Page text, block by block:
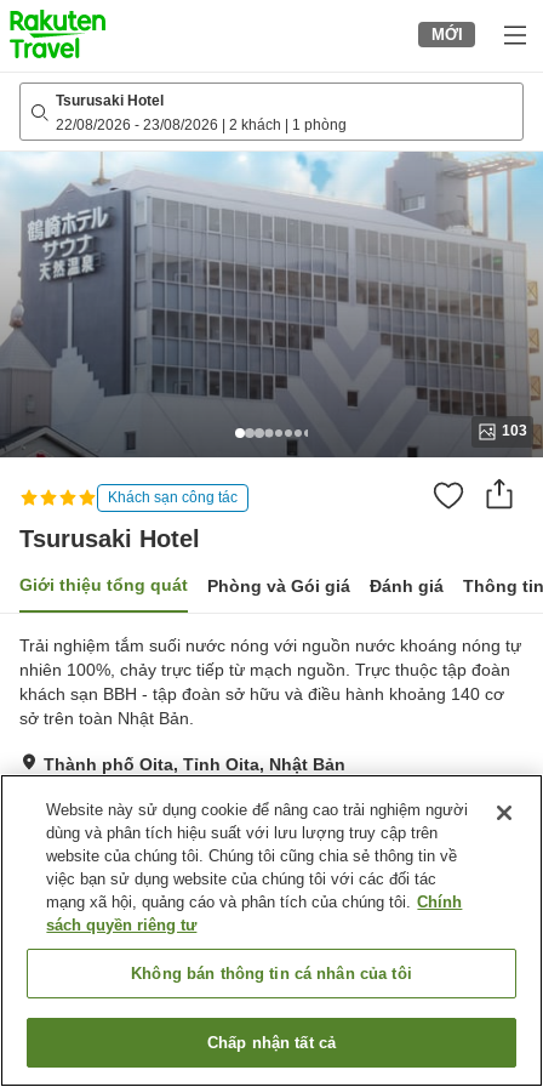
to
top
page
MỚI
Tsurusaki Hotel
22/08/2026 - 23/08/2026 2 khách 1 phòng
103
Khách sạn công tác
Tsurusaki Hotel
Giới thiệu tổng quát Phòng và Gói giá Đánh giá Thông
Trải nghiệm tắm suối nước nóng với nguồn nước khoáng nóng tự
nhiên 100%, chảy trực tiếp từ mạch nguồn. Trực thuộc tập đoàn
khách sạn BBH - tập đoàn sở hữu và điều hành khoảng 140 cơ
sở trên toàn Nhật Bản.
Thành phố Oita, Tỉnh Oita, Nhật Bản
Tốt Đánh giá:274lượt
Tiện nghi chỗ nghỉ
Bãi đỗ xe
Trang chủ Nhật Bản Tỉnh Oita
Thành phố Oita
Tìm phòng trống
Website này sử dụng cookie để nâng cao trải nghiệm người
dùng và phân tích hiệu suất với lưu lượng truy cập trên
website của chúng tôi. Chúng tôi cũng chia sẻ thông tin về
việc bạn sử dụng website của chúng tôi với các đối tác
mạng xã hội, quảng cáo và phân tích của chúng tôi. Chính
sách quyền riêng tư
Không bán thông tin cá nhân của tôi
Chấp nhận tất cả